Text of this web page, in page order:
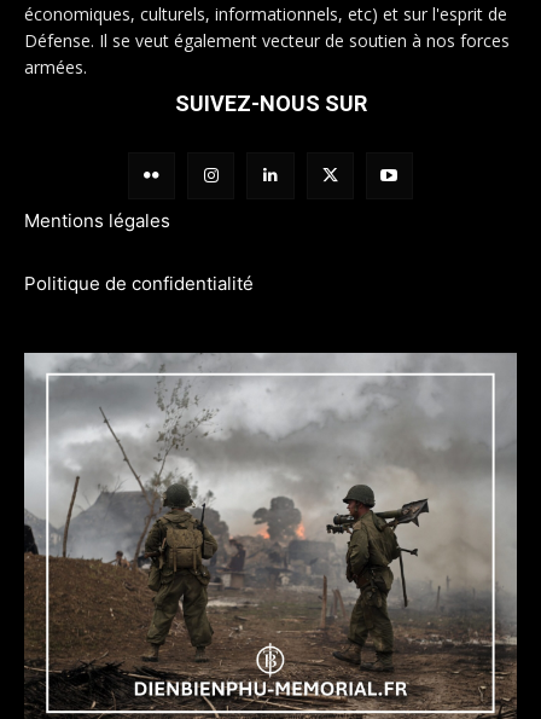
économiques, culturels, informationnels, etc) et sur l'esprit de
Défense. Il se veut également vecteur de soutien à nos forces
armées.
SUIVEZ-NOUS SUR
Mentions légales
Politique de confidentialité